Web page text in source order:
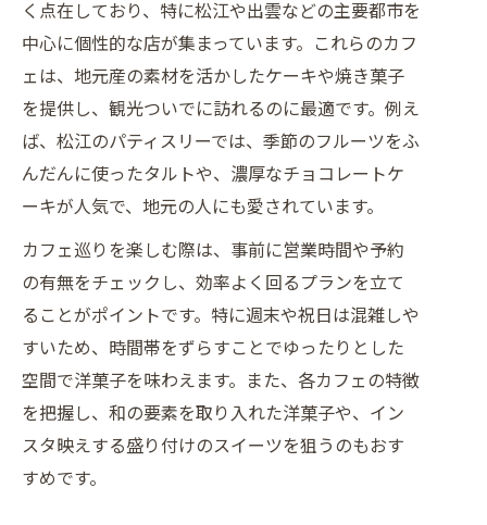
く点在しており、特に松江や出雲などの主要都市を
中心に個性的な店が集まっています。これらのカフ
ェは、地元産の素材を活かしたケーキや焼き菓子
を提供し、観光ついでに訪れるのに最適です。例え
ば、松江のパティスリーでは、季節のフルーツをふ
んだんに使ったタルトや、濃厚なチョコレートケ
ーキが人気で、地元の人にも愛されています。
カフェ巡りを楽しむ際は、事前に営業時間や予約
の有無をチェックし、効率よく回るプランを立て
ることがポイントです。特に週末や祝日は混雑しや
すいため、時間帯をずらすことでゆったりとした
空間で洋菓子を味わえます。また、各カフェの特徴
を把握し、和の要素を取り入れた洋菓子や、イン
スタ映えする盛り付けのスイーツを狙うのもおす
すめです。